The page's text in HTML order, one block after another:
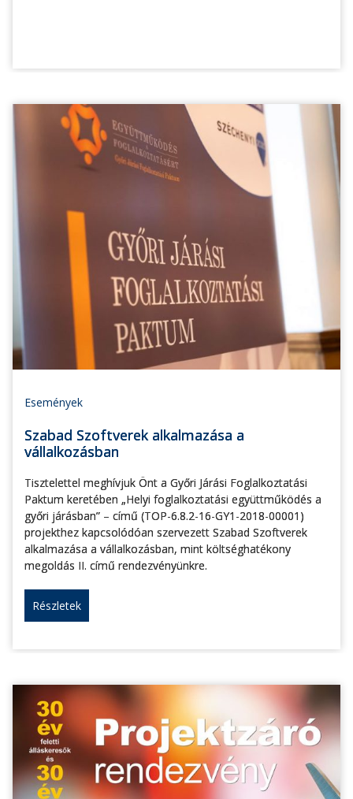
Események
Szabad Szoftverek alkalmazása a
vállalkozásban
Tisztelettel meghívjuk Önt a Győri Járási Foglalkoztatási
Paktum keretében „Helyi foglalkoztatási együttműködés a
győri járásban” – című (TOP-6.8.2-16-GY1-2018-00001)
projekthez kapcsolódóan szervezett Szabad Szoftverek
alkalmazása a vállalkozásban, mint költséghatékony
megoldás II. című rendezvényünkre.
Részletek